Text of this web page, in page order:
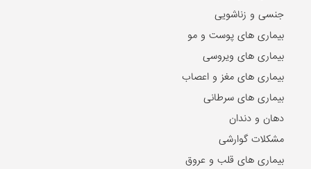
جنسی و زناشویی
بیماری های پوست و مو
بیماری های ویروسی
بیماری های مغز و اعصاب
بیماری های سرطانی
دهان و دندان
مشکلات گوارشی
بیماری های قلب و عروق